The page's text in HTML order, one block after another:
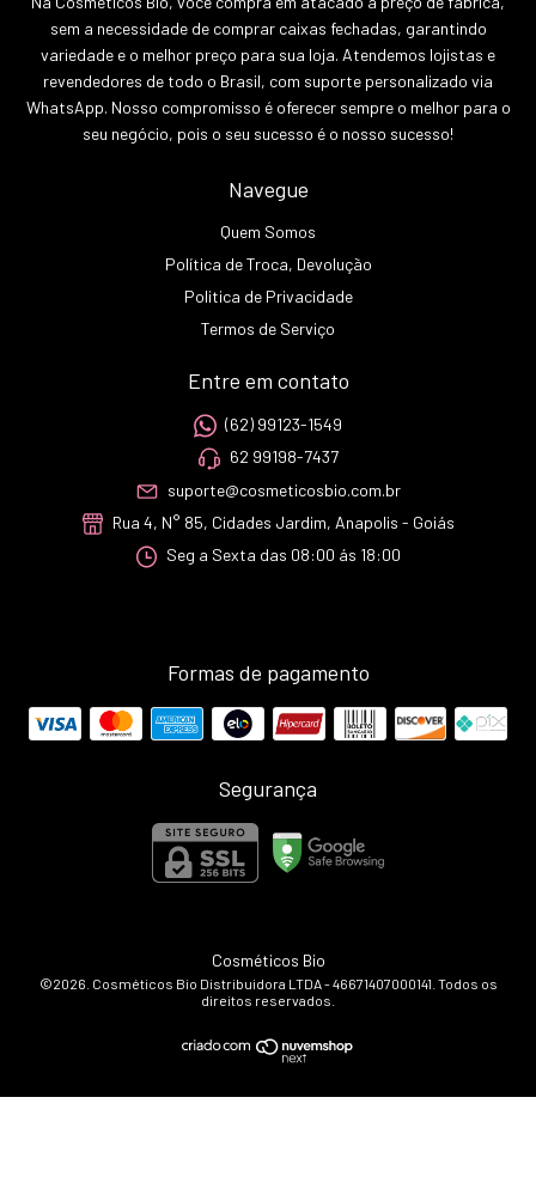
sem a necessidade de comprar caixas fechadas, garantindo
variedade e o melhor preço para sua loja. Atendemos lojistas e
revendedores de todo o Brasil, com suporte personalizado via
WhatsApp. Nosso compromisso é oferecer sempre o melhor para o
seu negócio, pois o seu sucesso é o nosso sucesso!
Navegue
Quem Somos
Política de Troca, Devolução
Politica de Privacidade
Termos de Serviço
Entre em contato
(62) 99123-1549
62 99198-7437
suporte@cosmeticosbio.com.br
Rua 4, N° 85, Cidades Jardim, Anapolis - Goiás
Seg a Sexta das 08:00 ás 18:00
Formas de pagamento
Segurança
Cosméticos Bio
©2026. Cosméticos Bio Distribuidora LTDA - 46671407000141. Todos os
direitos reservados.